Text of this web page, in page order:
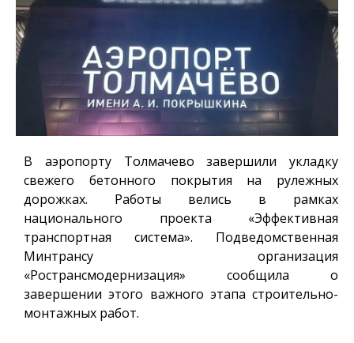
В аэропорту Толмачево завершили укладку
свежего бетонного покрытия на рулежных
дорожках. Работы велись в рамках
национального проекта «Эффективная
транспортная система». Подведомственная
Минтрансу организация
«Ространсмодернизация» сообщила о
завершении этого важного этапа строительно-
монтажных работ.